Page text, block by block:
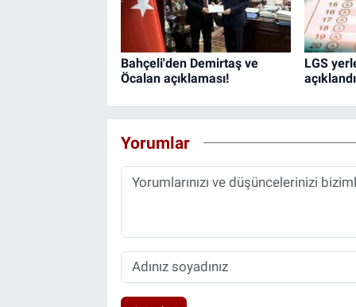
Bahçeli'den Demirtaş ve
Öcalan açıklaması!
LGS
açıklandı
Yorumlar